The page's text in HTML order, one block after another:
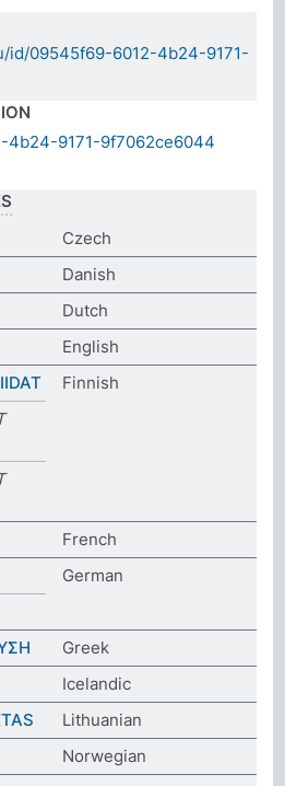
id/09545f69-6012-4b24-9171-
4b24-9171-9f7062ce6044
Czech
Danish
Dutch
English
Finnish
French
German
Greek
Icelandic
Lithuanian
Norwegian